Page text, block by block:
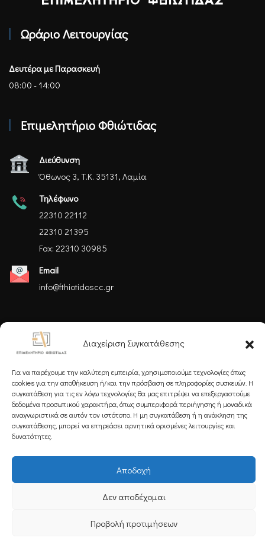
Διαχείριση Συγκατάθεσης
Για να παρέχουμε την καλύτερη εμπειρία, χρησιμοποιούμε τεχνολογίες όπως
cookies για την αποθήκευση ή/και την πρόσβαση σε πληροφορίες συσκευών. Η
συγκατάθεση για τις εν λόγω τεχνολογίες θα μας επιτρέψει να επεξεργαστούμε
δεδομένα προσωπικού χαρακτήρα, όπως συμπεριφορά περιήγησης ή μοναδικά
αναγνωριστικά σε αυτόν τον ιστότοπο. Η μη συγκατάθεση ή η ανάκληση της
συγκατάθεσης, μπορεί να επηρεάσει αρνητικά ορισμένες λειτουργίες και
δυνατότητες.
Αποδοχή
Δεν αποδέχομαι
Προβολή προτιμήσεων
Ωράριο Λειτουργίας
Δευτέρα με Παρασκευή
08:00 - 14:00
Επιμελητήριο Φθιώτιδας
Διεύθυνση
Όθωνος 3, Τ.Κ. 35131, Λαμία
Τηλέφωνο
22310 22112
22310 21395
Fax: 22310 30985
Email
info@fthiotidoscc.gr
Ακολουθήστε μας
Εγγραφείτε στο Newsletter μας
Copyright 2025 Powered byKnowledge A.E.